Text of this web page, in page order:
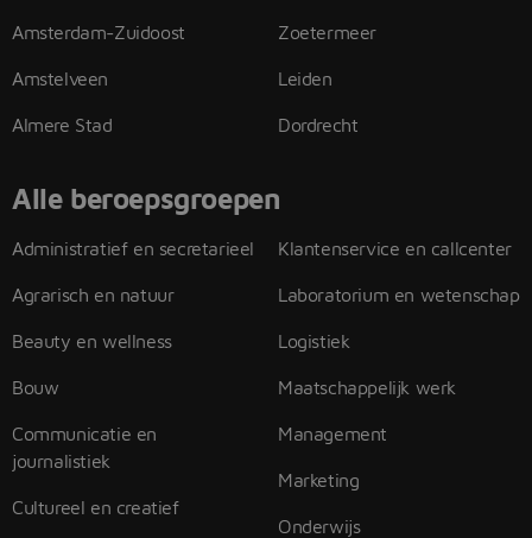
Amsterdam-Zuidoost
Amstelveen
Almere Stad
Zoetermeer
Leiden
Dordrecht
Alle beroepsgroepen
Administratief en secretarieel
Agrarisch en natuur
Beauty en wellness
Bouw
Communicatie en
journalistiek
Cultureel en creatief
Klantenservice en callcenter
Laboratorium en wetenschap
Logistiek
Maatschappelijk werk
Management
Marketing
Onderwijs